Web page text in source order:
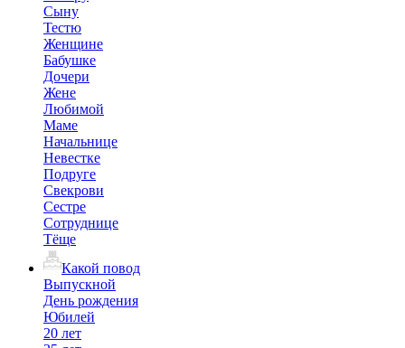
Сыну
Тестю
Женщине
Бабушке
Дочери
Жене
Любимой
Маме
Начальнице
Невестке
Подруге
Свекрови
Сестре
Сотруднице
Тёще
Какой повод
Выпускной
День рождения
Юбилей
20 лет